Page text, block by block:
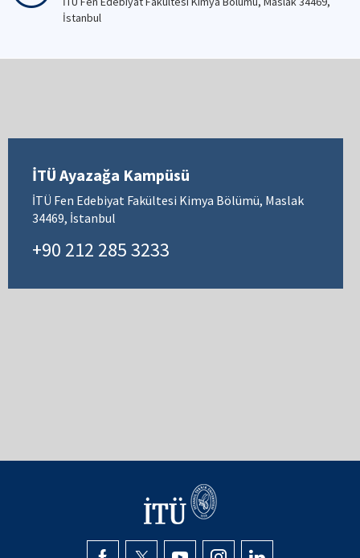
İstanbul
İTÜ Ayazağa Kampüsü
İTÜ Fen Edebiyat Fakültesi Kimya Bölümü, Maslak
34469, İstanbul
+90 212 285 3233